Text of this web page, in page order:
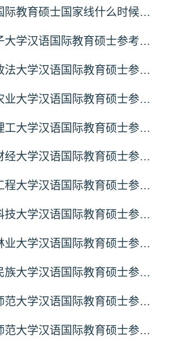
2023年汉语国际教育硕士国家线什么时候出来
2023年石河子大学汉语国际教育硕士参考书目
2023年甘肃政法大学汉语国际教育硕士参考书目
2023年甘肃农业大学汉语国际教育硕士参考书目
2023年兰州理工大学汉语国际教育硕士参考书目
2023年西安财经大学汉语国际教育硕士参考书目
2023年西安工程大学汉语国际教育硕士参考书目
2023年西安科技大学汉语国际教育硕士参考书目
2023年西南林业大学汉语国际教育硕士参考书目
2023年贵州民族大学汉语国际教育硕士参考书目
2023年贵州师范大学汉语国际教育硕士参考书目
2023年西华师范大学汉语国际教育硕士参考书目